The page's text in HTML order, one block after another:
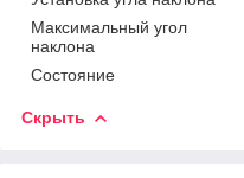
Максимальный угол
наклона
Состояние
Скрыть